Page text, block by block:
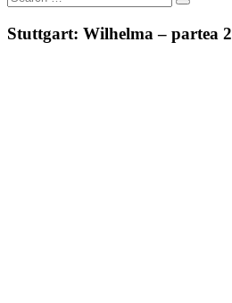
Search
Stuttgart: Wilhelma – partea 2